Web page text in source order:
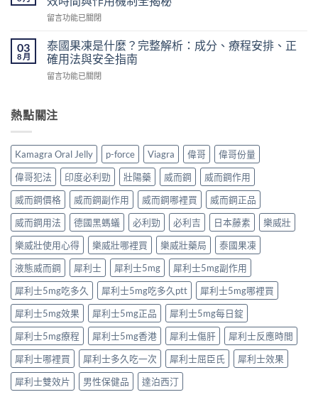
50mg
錢、
醫
生
紙
與
安
購
買
注
意
事
項〉
中
藥
港
怎
麼
買？〉
房
壯
藥
推
薦
｜
男
健
產
品
購
買
指
南〉
中
在
利
勁
原
理
解
西
汀
如
何
改
善
早
洩？
起
效
時
間
與
作
用
機
制
全
揭
秘〉
留言功能已關閉
03
8 月
泰國果凍是什麼？完整解析：成分、療程安排、正
確用法與安全指南
在
果
凍
什
麼？
完
整
解
析：
成
分、
療
程
安
排、
正
確
用
法
與
安
全
指
南〉
留言功能已關閉
熱點關注
Kamagra Oral Jelly p-force Viagra 偉哥
偉哥份量
偉哥犯法
印度必利勁 壯陽藥 威而鋼
威而鋼作用
威而鋼價格
威而鋼副作用 威而鋼哪裡買
威而鋼正品
威而鋼用法
德國黑螞蟻 必利勁 必利吉 日本藤素
樂威壯
樂威壯使用心得
樂威壯哪裡買 樂威壯藥局
泰國果凍
液態威而鋼
犀利士 犀利士5mg
犀利士5mg副作用
犀利士5mg吃多久
犀利士5mg吃多久ptt
犀利士5mg哪裡買
犀利士5mg效果
犀利士5mg正品
犀利士5mg每日錠
犀利士5mg療程
犀利士5mg香港 犀利士傷肝
犀利士反應時間
犀利士哪裡買
犀利士多久吃一次 犀利士屈臣氏
犀利士效果
犀利士雙效片
男性保健品 達泊西汀